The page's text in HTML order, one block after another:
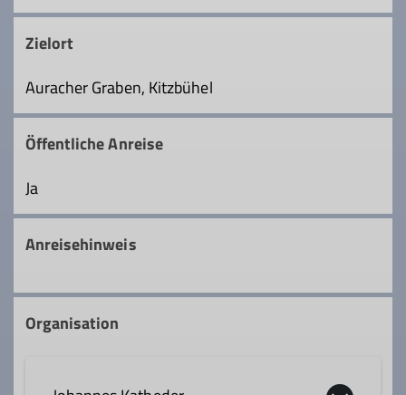
Zielort
Auracher Graben, Kitzbühel
Öffentliche Anreise
Ja
Anreisehinweis
Organisation